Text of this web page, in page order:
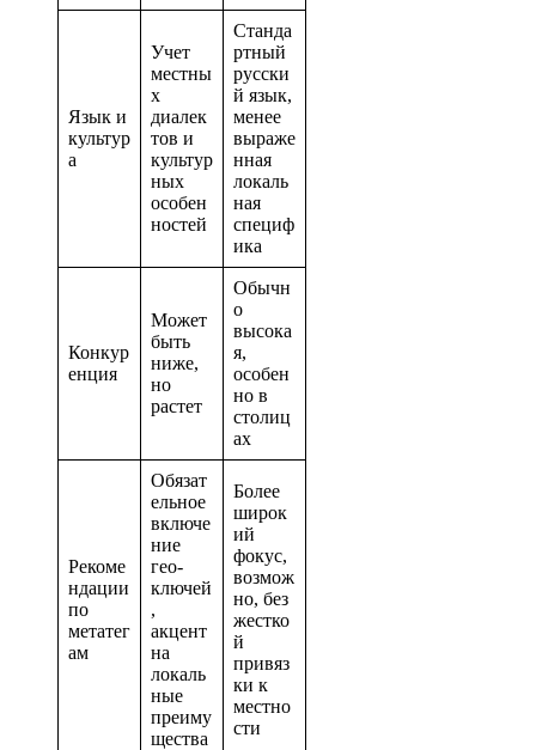
Язык и
культур
а
Учет
местны
х
диалек
тов и
культур
ных
особен
ностей
Станда
ртный
русски
й язык,
менее
выраже
нная
локаль
ная
специф
ика
Конкур
енция
Может
быть
ниже,
но
растет
Обычн
о
высока
я,
особен
но в
столиц
ах
Рекоме
ндации
по
метатег
ам
Обязат
ельное
включе
ние
гео-
ключей
,
акцент
на
локаль
ные
преиму
щества
Более
широк
ий
фокус,
возмож
но, без
жестко
й
привяз
ки к
местно
сти